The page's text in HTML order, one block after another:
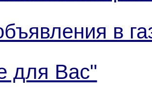
в
для Вас"